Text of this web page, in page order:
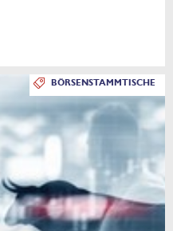
BÖRSENSTAMMTISCHE